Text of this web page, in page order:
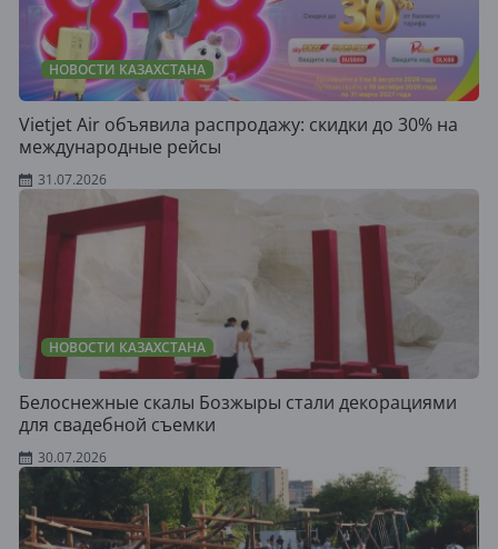
НОВОСТИ КАЗАХСТАНА
Vietjet Air объявила распродажу: скидки до 30% на
международные рейсы
31.07.2026
НОВОСТИ КАЗАХСТАНА
Белоснежные скалы Бозжыры стали декорациями
для свадебной съемки
30.07.2026